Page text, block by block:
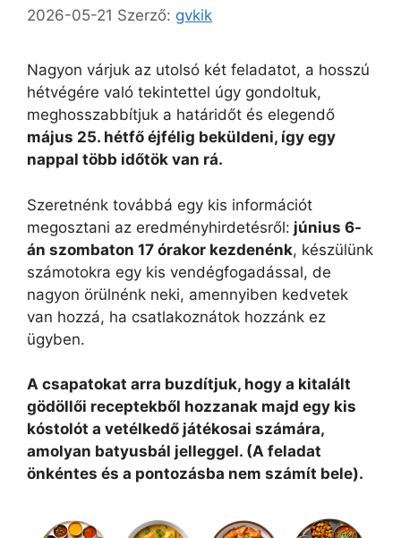
2026-05-21 Szerző: gvkik
Nagyon várjuk az utolsó két feladatot, a hosszú
hétvégére való tekintettel úgy gondoltuk,
meghosszabbítjuk a határidőt és elegendő
május 25. hétfő éjfélig beküldeni, így egy
nappal több időtök van rá.
Szeretnénk továbbá egy kis információt
megosztani az eredményhirdetésről: június 6-
án szombaton 17 órakor kezdenénk, készülünk
számotokra egy kis vendégfogadással, de
nagyon örülnénk neki, amennyiben kedvetek
van hozzá, ha csatlakoznátok hozzánk ez
ügyben.
A csapatokat arra buzdítjuk, hogy a kitalált
gödöllői receptekből hozzanak majd egy kis
kóstolót a vetélkedő játékosai számára,
amolyan batyusbál jelleggel. (A feladat
önkéntes és a pontozásba nem számít bele).